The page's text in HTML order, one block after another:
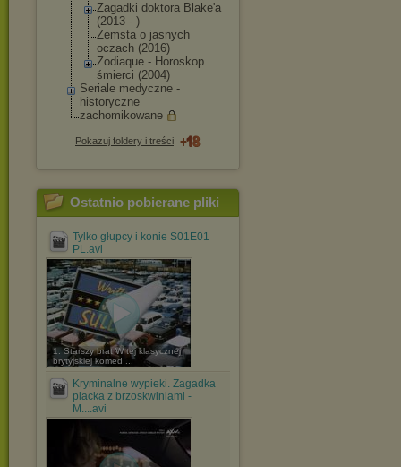
Zagadki doktora Blake'a
(2013 - )
Zemsta o jasnych
oczach (2016)
Zodiaque - Horoskop
śmierci (2004)
Seriale medyczne -
historyczne
zachomikowane
Pokazuj foldery i treści
Ostatnio pobierane pliki
Tylko głupcy i konie S01E01
PL.avi
1. Starszy brat W tej klasycznej
brytyjskiej komed ...
Kryminalne wypieki. Zagadka
placka z brzoskwiniami -
M....avi